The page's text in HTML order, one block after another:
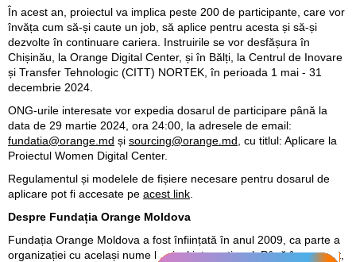
În acest an, proiectul va implica peste 200 de participante, care vor
învăța cum să-și caute un job, să aplice pentru acesta și să-și
dezvolte în continuare cariera. Instruirile se vor desfășura în
Chișinău, la Orange Digital Center, și în Bălți, la Centrul de Inovare
și Transfer Tehnologic (CITT) NORTEK, în perioada 1 mai - 31
decembrie 2024.
ONG-urile interesate vor expedia dosarul de participare până la
data de 29 martie 2024, ora 24:00, la adresele de email:
fundatia@orange.md și sourcing@orange.md , cu titlul: Aplicare la
Proiectul Women Digital Center.
Regulamentul și modelele de fișiere necesare pentru dosarul de
aplicare pot fi accesate pe acest link
Despre Fundația Orange Moldova
Fundația Orange Moldova a fost înființată în anul 2009, ca parte a
organizației cu același nume la nivel internațional. Până în prezent,